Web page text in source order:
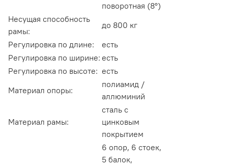
поворотная (8°)
Несущая способность
рамы:
до 800 кг
Регулировка по длине:
есть
Регулировка по ширине: есть
Регулировка по высоте: есть
Материал опоры:
полиамид /
аллюминий
Материал рамы:
сталь с
цинковым
покрытием
6 опор, 6 стоек,
5 балок,